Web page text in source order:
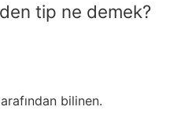
tip ne demek?
bilinen.